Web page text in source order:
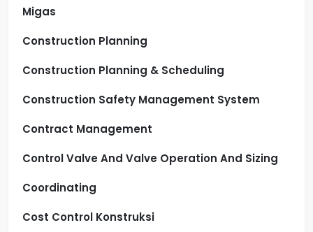
Migas
Construction Planning
Construction Planning & Scheduling
Construction Safety Management System
Contract Management
Control Valve And Valve Operation And Sizing
Coordinating
Cost Control Konstruksi